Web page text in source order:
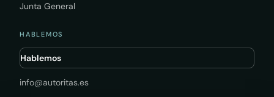
Junta General
HABLEMOS
Hablemos
info@autoritas.es